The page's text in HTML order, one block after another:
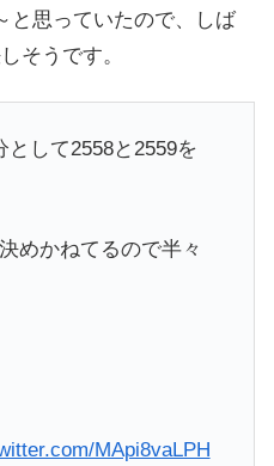
と思っていたので、しば
そうです。
として2558と2559を
めかねてるので半々
MApi8vaLPH